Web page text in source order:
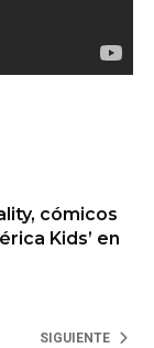
cómicos
Kids’ en
SIGUIENTE